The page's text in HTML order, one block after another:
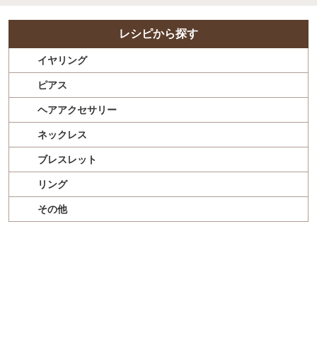
レシピから探す
イヤリング
ピアス
ヘアアクセサリー
ネックレス
ブレスレット
リング
その他